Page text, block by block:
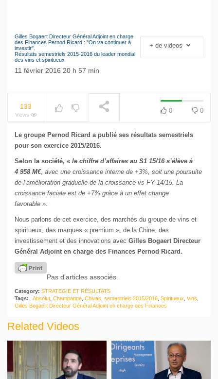
NOW PLAYING
Le séisme industriel
Gilles Bogaert Directeur Général Adjoint en charge
des Finances Pernod Ricard : "On va continuer à
investir".
Résultats semestriels 2015-2016 du leader mondial
des vins et spiritueux
11 février 2016 20 h 57 min
+ de videos
133
Views
0 0
Le groupe Pernod Ricard a publié ses résultats semestriels
pour son exercice 2015/2016.
Selon la société, « le chiffre d’affaires au S1 15/16 s’élève à
4 958 M€, avec une croissance interne de +3%, soit une poursuite
de l’amélioration graduelle de la croissance vs FY 14/15. La
croissance faciale est de +7% grâce à un effet change
favorable ».
Nous parlons de cet exercice, des marchés du groupe de vins et
spiritueux, des marques « premium », de la Chine, des
investissement et des innovations avec Gilles Bogaert Directeur
Général Adjoint en charge des Finances Pernod Ricard.
Pas d'articles associés.
Category: STRATEGIE ET RÉSULTATS
Tags:
Absolut Champagne Chivas semestriels 2015/2016 Spiritueux Vins
Gilles Bogaert Directeur Général Adjoint en charge des Finances
Related Videos